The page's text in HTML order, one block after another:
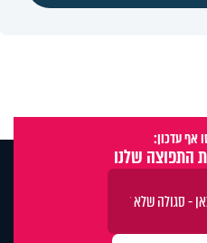
אף עדכון:
התפוצה שלנו